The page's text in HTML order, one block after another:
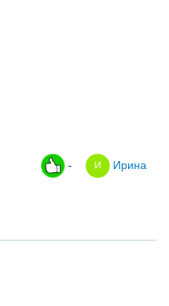
- Ирина